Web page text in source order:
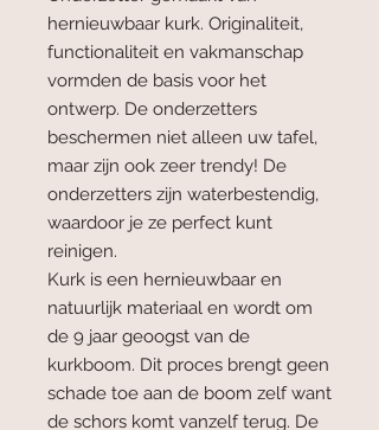
hernieuwbaar kurk. Originaliteit,
functionaliteit en vakmanschap
vormden de basis voor het
ontwerp. De onderzetters
beschermen niet alleen uw tafel,
maar zijn ook zeer trendy! De
onderzetters zijn waterbestendig,
waardoor je ze perfect kunt
reinigen.
Kurk is een hernieuwbaar en
natuurlijk materiaal en wordt om
de 9 jaar geoogst van de
kurkboom. Dit proces brengt geen
schade toe aan de boom zelf want
de schors komt vanzelf terug. De